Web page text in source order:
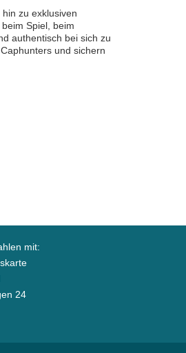
zu exklusiven
Spiel, beim
authentisch bei sich zu
und sichern
mit:
24